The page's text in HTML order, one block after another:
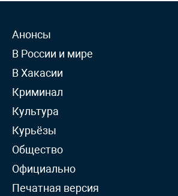
Анонсы
В России и мире
В Хакасии
Криминал
Культура
Курьёзы
Общество
Официально
Печатная версия